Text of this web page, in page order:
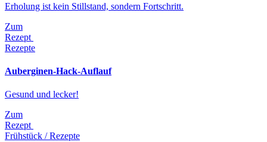
Erholung ist kein Stillstand, sondern Fortschritt.
Zum
Rezept
Rezepte
Auberginen-Hack-Auflauf
Gesund und lecker!
Zum
Rezept
Frühstück / Rezepte